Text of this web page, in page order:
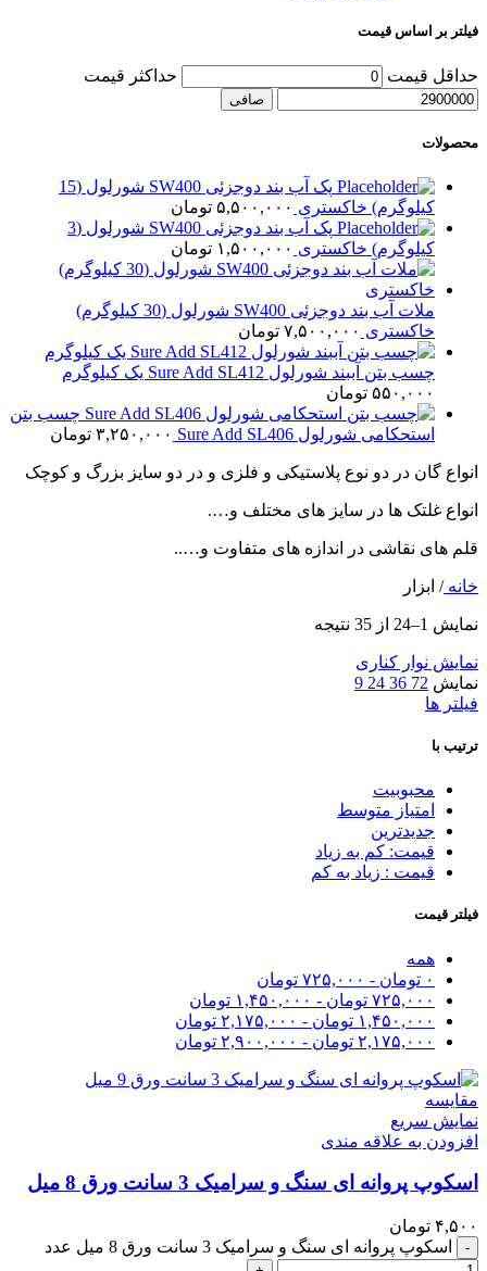
فیلتر بر اساس قیمت
حداقل قیمت حداكثر قيمت
صافی
محصولات
پک آب بند دوجزئی SW400 شورلول (15
کیلوگرم) خاکستری ۵,۵۰۰,۰۰۰ تومان
پک آب بند دوجزئی SW400 شورلول (3
کیلوگرم) خاکستری ۱,۵۰۰,۰۰۰ تومان
ملات آب بند دوجزئی SW400 شورلول (30 کیلوگرم)
خاکستری ۷,۵۰۰,۰۰۰ تومان
چسب بتن آببند شورلول Sure Add SL412 یک کیلوگرم
۵۵۰,۰۰۰ تومان
چسب بتن
استحکامی شورلول Sure Add SL406
۳,۲۵۰,۰۰۰ تومان
انواع گان در دو نوع پلاستیکی و فلزی و در دو سایز بزرگ و کوچک
انواع غلتک ها در سایز های مختلف و….
قلم های نقاشی در اندازه های متفاوت و…..
خانه/ ابزار
نمایش 1–24 از 35 نتیجه
نمایش نوار کناری
نمایش 72
36
24
9
فیلتر ها
ترتیب با
محبوبیت
امتیاز متوسط
جدیدترین
قیمت: کم به زیاد
قیمت : زیاد به کم
فیلتر قیمت
همه
۰ تومان - ۷۲۵,۰۰۰ تومان
۷۲۵,۰۰۰ تومان - ۱,۴۵۰,۰۰۰ تومان
۱,۴۵۰,۰۰۰ تومان - ۲,۱۷۵,۰۰۰ تومان
۲,۱۷۵,۰۰۰ تومان - ۲,۹۰۰,۰۰۰ تومان
مقايسه
نمایش سریع
افزودن به علاقه مندی
اسکوپ پروانه ای سنگ و سرامیک 3 سانت ورق 8 میل
۴,۵۰۰ تومان
- اسکوپ پروانه ای سنگ و سرامیک 3 سانت ورق 8 میل عدد